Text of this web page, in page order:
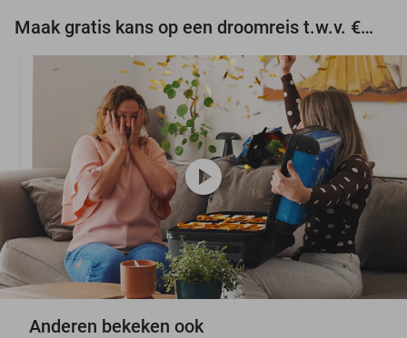
Maak gratis kans op een droomreis t.w.v. €3.000!
play_circle
Anderen bekeken ook